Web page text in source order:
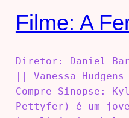
Filme: A
Diretor: Daniel
|| Vanessa
Compre Sinopse:
Pettyfer) é um